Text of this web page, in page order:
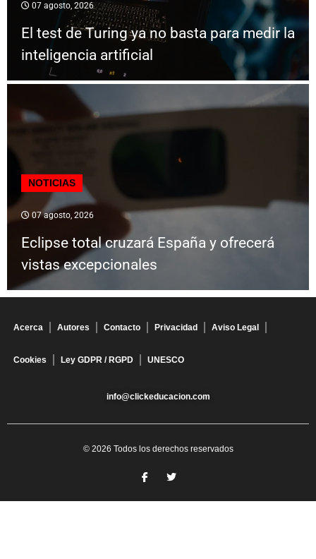
07 agosto, 2026
El test de Turing ya no basta para medir la
inteligencia artificial
NOTICIAS
07 agosto, 2026
Eclipse total cruzará España y ofrecerá
vistas excepcionales
Acerca Autores Contacto Privacidad Aviso Legal
Cookies Ley GDPR / RGPD UNESCO
info@clickeducacion.com
© 2026 Todos los derechos reservados